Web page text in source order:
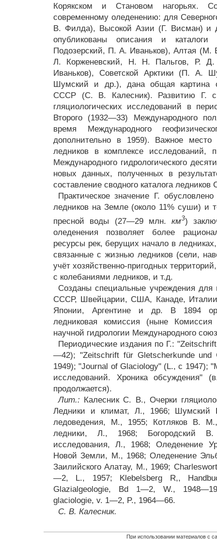
Корякском и Становом нагорьях.
современному оледенению: для
В. Филда), Высокой Азии (Г. Висман)
опубликованы описания и
Подозерский, П. А. Иваньков), Алтая (М.
Л. Корженевский, Н. Н. Пальгов, Р.
Иваньков), Советской Арктики (П. А.
Шумский и др.), дана общая картина
СССР (С. В. Калесник). Развитию Г.
гляциологических исследований в
Второго (1932—33) Международного
время Международного
дополнительно в 1959). Важное
ледников в комплексе исследований,
Международного гидрологического
новых данных, полученных в
составление сводного каталога ледников
Практическое значение Г.
ледников на Земле (около 11% суши) и
пресной воды (27—29 млн. км3)
оледенения позволяет более
ресурсы рек, берущих начало в
связанные с жизнью ледников (сели,
учёт хозяйственно-пригодных
с колебаниями ледников, и т.д.
Созданы специальные учреждения для
СССР, Швейцарии, США, Канаде,
Японии, Аргентине и др. В 1894
ледниковая комиссия (ныне
научной гидрологии Международного
Периодические издания по Г.:
—42); "Zeitschrift für Gletscherkunde und
1949); "Journal of Glaciology" (L., с 1947);
исследований. Хроника обсуждения"
продолжается).
Лит.: Калесник С. В., Очерки
Ледники и климат, Л., 1966; Шумский
ледоведения, М., 1955; Котляков В.
ледники, Л., 1968; Богородский
исследования, Л., 1968; Оледенение
Новой Земли, М., 1968; Оледенение
Заилийского Алатау, М., 1969;
—2, L., 1957; Klebelsberg R,,
Glazialgeologie, Bd 1—2, W.,
glaciologie, v. 1—2, P., 1964—66.
С. В. Калесник.
При использовании материалов с